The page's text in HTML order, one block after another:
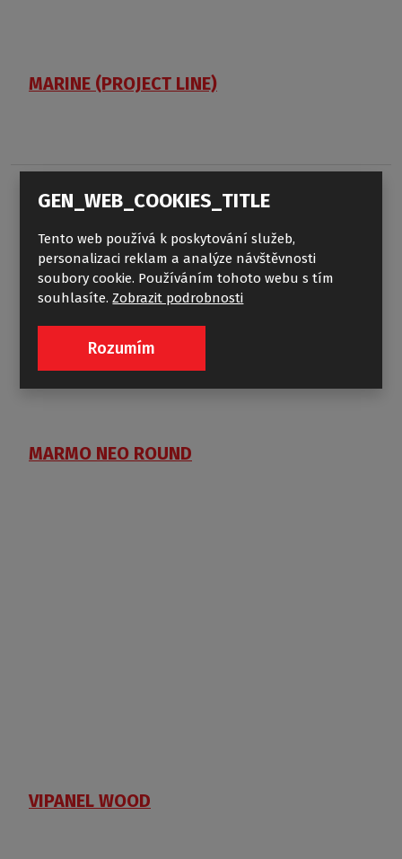
MARINE (PROJECT LINE)
MARMO NEO ROUND
VIPANEL WOOD
GEN_WEB_COOKIES_TITLE
Tento web používá k poskytování služeb,
personalizaci reklam a analýze návštěvnosti
soubory cookie. Používáním tohoto webu s tím
souhlasíte.Zobrazit podrobnosti
Rozumím